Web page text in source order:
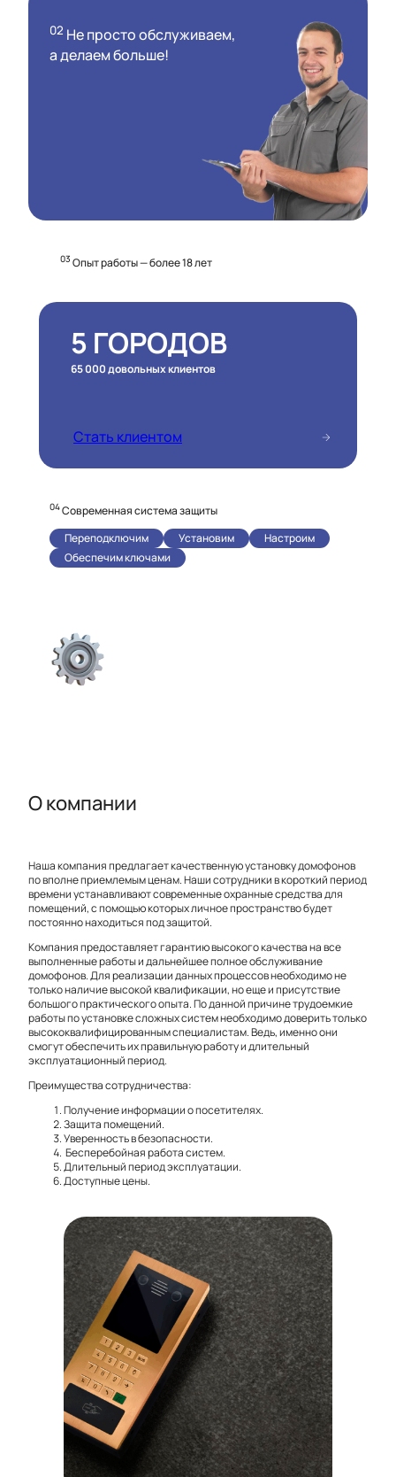
02 Не просто обслуживаем,
а делаем больше!
03 Опыт работы — более 18 лет
5 ГОРОДОВ
65 000 довольных клиентов
Стать клиентом
04Современная система защиты
Переподключим
Установим
Настроим
Обеспечим ключами
О компании
Наша компания предлагает качественную установку домофонов
по вполне приемлемым ценам. Наши сотрудники в короткий период
времени устанавливают современные охранные средства для
помещений, с помощью которых личное пространство будет
постоянно находиться под защитой.
Компания предоставляет гарантию высокого качества на все
выполненные работы и дальнейшее полное обслуживание
домофонов. Для реализации данных процессов необходимо не
только наличие высокой квалификации, но еще и присутствие
большого практического опыта. По данной причине трудоемкие
работы по установке сложных систем необходимо доверить только
высококвалифицированным специалистам. Ведь, именно они
смогут обеспечить их правильную работу и длительный
эксплуатационный период.
Преимущества сотрудничества:
Получение информации о посетителях.
Защита помещений.
Уверенность в безопасности.
Бесперебойная работа систем.
Длительный период эксплуатации.
Доступные цены.